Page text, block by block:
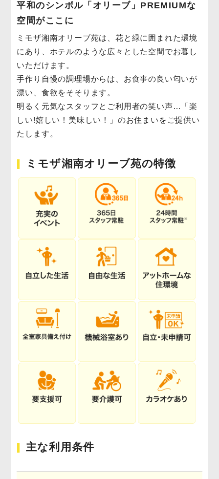
平和のシンボル「オリーブ」PREMIUMな
空間がここに
ミモザ湘南オリーブ苑は、花と緑に囲まれた環境
にあり、ホテルのような広々とした空間でお暮し
いただけます。
手作り自慢の調理場からは、お食事の良い匂いが
漂い、食欲をそそります。
明るく元気なスタッフとご利用者の笑い声…「楽
しい!嬉しい！美味しい！」のお住まいをご提供い
たします。
ミモザ湘南オリーブ苑の特徴
主な利用条件